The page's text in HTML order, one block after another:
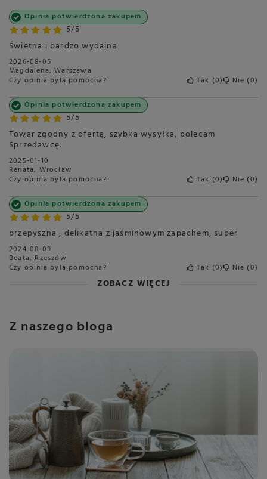
5/5
Opinia potwierdzona zakupem
Świetna i bardzo wydajna
2026-08-05
Magdalena, Warszawa
Czy opinia była pomocna? Tak 0 Nie 0
5/5
Opinia potwierdzona zakupem
Towar zgodny z ofertą, szybka wysyłka, polecam
Sprzedawcę.
2025-01-10
Renata, Wrocław
Czy opinia była pomocna? Tak 0 Nie 0
5/5
Opinia potwierdzona zakupem
przepyszna , delikatna z jaśminowym zapachem, super
2024-08-09
Beata, Rzeszów
Czy opinia była pomocna? Tak 0 Nie 0
ZOBACZ WIĘCEJ
Z naszego bloga